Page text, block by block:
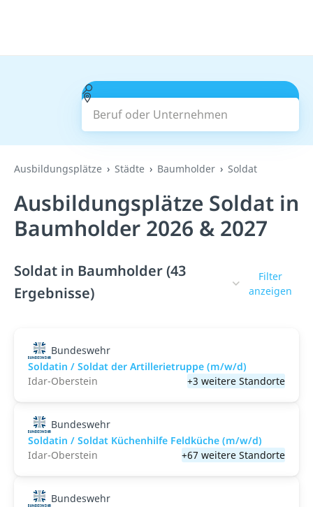
Beruf oder Unternehmen
Suchen
Ausbildungsplätze Städte Baumholder Soldat
Ausbildungsplätze Soldat in
Baumholder 2026 & 2027
Soldat in Baumholder (43
Ergebnisse)
Filter
anzeigen
Bundeswehr
Soldatin / Soldat der Artillerietruppe (m/w/d)
Idar-Oberstein
+3 weitere Standorte
Bundeswehr
Soldatin / Soldat Küchenhilfe Feldküche (m/w/d)
Idar-Oberstein
+67 weitere Standorte
Bundeswehr